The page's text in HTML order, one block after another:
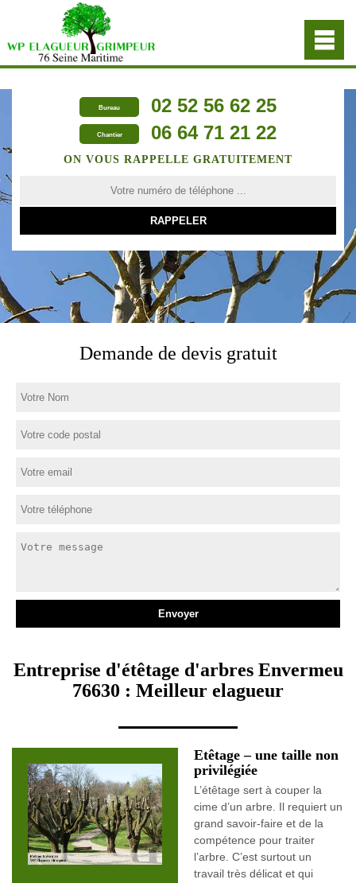
Bureau 02 52 56 62 25
Chantier 06 64 71 21 22
ON VOUS RAPPELLE GRATUITEMENT
Demande de devis gratuit
Entreprise d'étêtage d'arbres Envermeu
76630 : Meilleur elagueur
Etêtage – une taille non
privilégiée
L’étêtage sert à couper la
cime d’un arbre. Il requiert un
grand savoir-faire et de la
compétence pour traiter
l’arbre. C’est surtout un
travail très délicat et qui